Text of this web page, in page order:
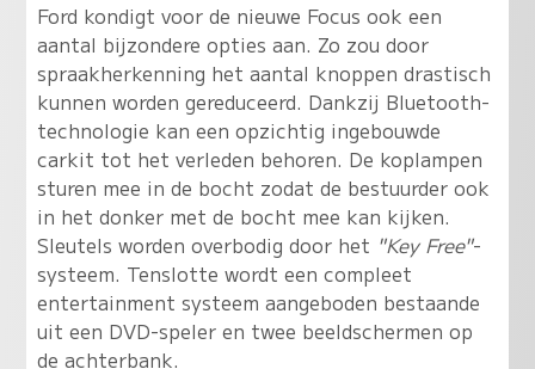
Ford kondigt voor de nieuwe Focus ook een
aantal bijzondere opties aan. Zo zou door
spraakherkenning het aantal knoppen drastisch
kunnen worden gereduceerd. Dankzij Bluetooth-
technologie kan een opzichtig ingebouwde
carkit tot het verleden behoren. De koplampen
sturen mee in de bocht zodat de bestuurder ook
in het donker met de bocht mee kan kijken.
Sleutels worden overbodig door het "Key Free"-
systeem. Tenslotte wordt een compleet
entertainment systeem aangeboden bestaande
uit een DVD-speler en twee beeldschermen op
de achterbank.